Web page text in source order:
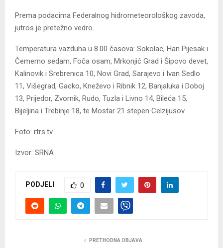
Prema podacima Federalnog hidrometeorološkog zavoda,
jutros je pretežno vedro.
Temperatura vazduha u 8.00 časova: Sokolac, Han Pijesak i
Čemerno sedam, Foča osam, Mrkonjić Grad i Šipovo devet,
Kalinovik i Srebrenica 10, Novi Grad, Sarajevo i Ivan Sedlo
11, Višegrad, Gacko, Kneževo i Ribnik 12, Banjaluka i Doboj
13, Prijedor, Zvornik, Rudo, Tuzla i Livno 14, Bileća 15,
Bijeljina i Trebinje 18, te Mostar 21 stepen Celzijusov.
Foto: rtrs.tv
Izvor: SRNA
PODJELI 0
PRETHODNA OBJAVA